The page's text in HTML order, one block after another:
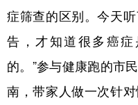
症筛查的区别。今天
告，才知道很多癌
的。”参与健康跑的市
南，带家人做一次针